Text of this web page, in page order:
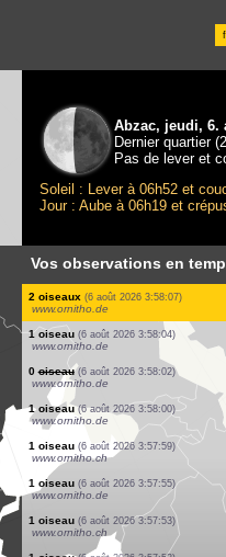
Abzac, jeudi, 6.
Dernier quartier
Pas de lever et
Soleil : Lever à 06h52 et
Jour : Aube à 06h19 et
Vos observations en
1 oiseau (6 août 2026 4:02:07)
www.ornitho.de
1 oiseau (6 août 2026 4:01:56)
www.ornitho.de
1 oiseau (6 août 2026 4:01:51)
www.ornitho.ch
1 oiseau (6 août 2026 4:01:22)
www.ornitho.de
1 mammifère (6 août 2026 4:00:39)
www.ornitho.ch
1 mammifère (6 août 2026 3:59:38)
www.ornitho.ch
1 oiseau (6 août 2026 3:59:17)
dabasdati.ornitho.lv